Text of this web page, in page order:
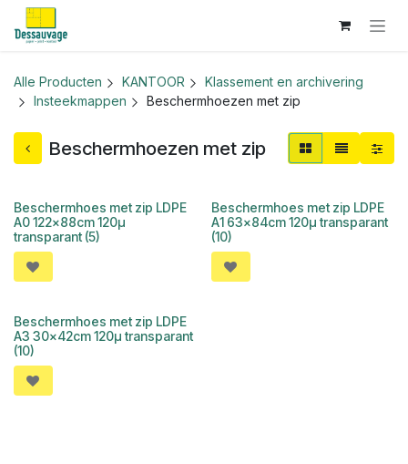
Overslaan naar inhoud
Alle Producten KANTOOR
Klassement en archivering
Insteekmappen
Beschermhoezen met zip
Beschermhoezen met zip
Beschermhoes met zip LDPE
A0 122x88cm 120µ
transparant (5)
Beschermhoes met zip LDPE
A1 63x84cm 120µ transparant
(10)
Beschermhoes met zip LDPE
A3 30x42cm 120µ transparant
(10)